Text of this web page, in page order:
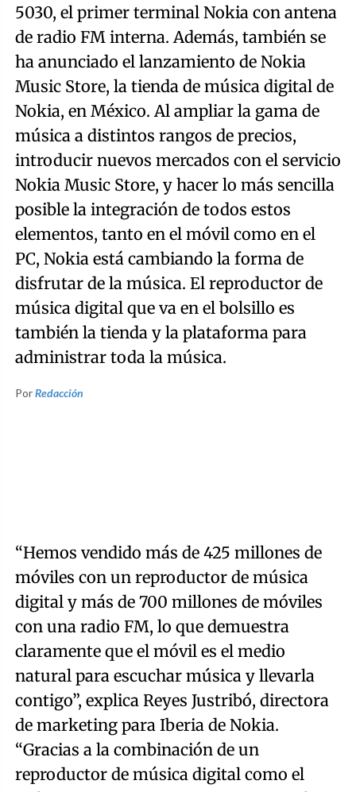
5030, el primer terminal Nokia con antena
de radio FM interna. Además, también se
ha anunciado el lanzamiento de Nokia
Music Store, la tienda de música digital de
Nokia, en México. Al ampliar la gama de
música a distintos rangos de precios,
introducir nuevos mercados con el servicio
Nokia Music Store, y hacer lo más sencilla
posible la integración de todos estos
elementos, tanto en el móvil como en el
PC, Nokia está cambiando la forma de
disfrutar de la música. El reproductor de
música digital que va en el bolsillo es
también la tienda y la plataforma para
administrar toda la música.
PorRedacción
“Hemos vendido más de 425 millones de
móviles con un reproductor de música
digital y más de 700 millones de móviles
con una radio FM, lo que demuestra
claramente que el móvil es el medio
natural para escuchar música y llevarla
contigo”, explica Reyes Justribó, directora
de marketing para Iberia de Nokia.
“Gracias a la combinación de un
reproductor de música digital como el